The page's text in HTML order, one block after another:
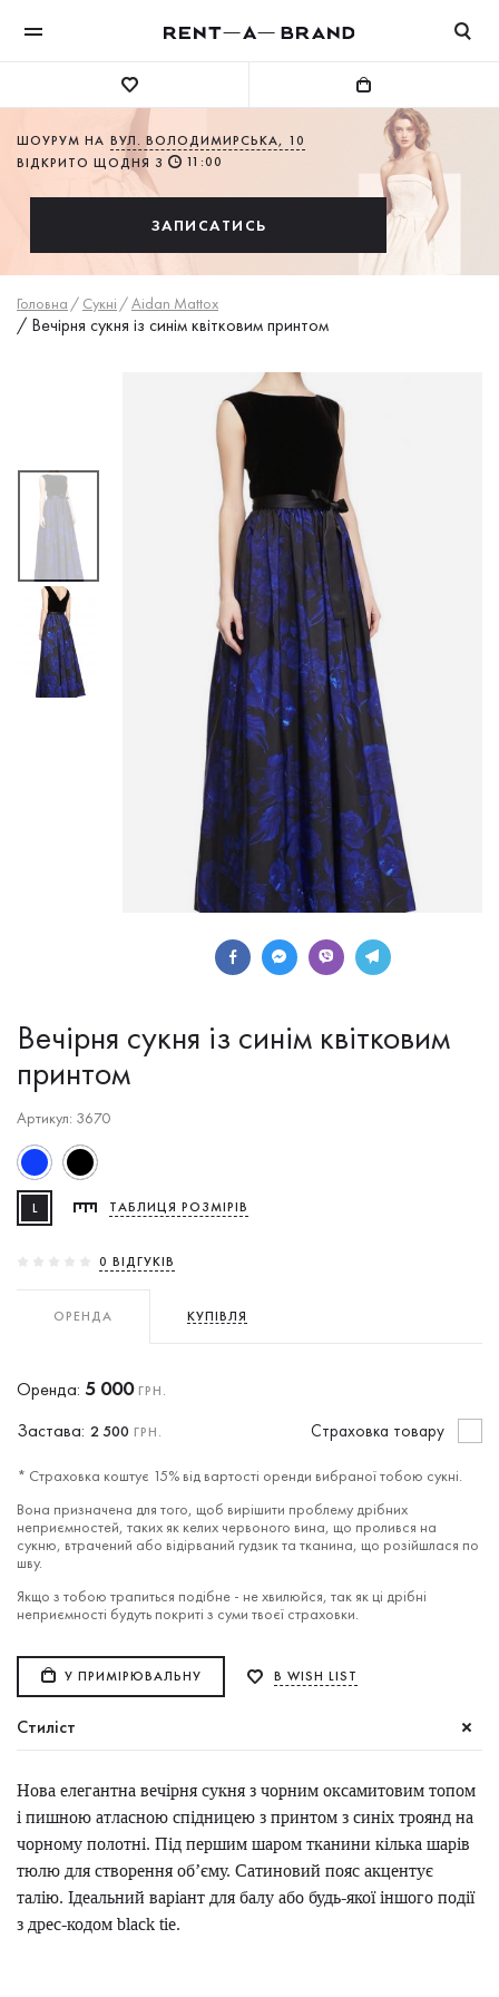
ШОУРУМ НА ВУЛ. ВОЛОДИМИРСЬКА, 10
ВІДКРИТО ЩОДНЯ З
11:00
ЗАПИСАТИСЬ
Головна / Сукнi /Aidan Mattox
/ Вечірня сукня із синім квітковим принтом
Вечірня сукня із синім квітковим
принтом
Артикул: 3670
L ТАБЛИЦЯ РОЗМІРІВ
0 ВIДГУКIВ
ОРЕНДА КУПІВЛЯ
Оренда: 5 000ГРН.
Застава: 2 500 ГРН. Cтраховка товару
* Страховка коштує 15% від вартості оренди вибраної тобою сукні.
Вона призначена для того, щоб вирішити проблему дрібних
неприємностей, таких як келих червоного вина, що пролився на
сукню, втрачений або відірваний гудзик та тканина, що розійшлася по
шву.
Якщо з тобою трапиться подібне - не хвилюйся, так як ці дрібні
неприємності будуть покриті з суми твоєї страховки.
У ПРИМІРЮВАЛЬНУ В WISH LIST
Стиліст
Нова елегантна вечірня сукня з чорним оксамитовим топом
і пишною атласною спідницею з принтом з синіх троянд на
чорному полотні. Під першим шаром тканини кілька шарів
тюлю для створення об’єму. Сатиновий пояс акцентує
талію. Ідеальний варіант для балу або будь-якої іншого події
з дрес-кодом black tie.